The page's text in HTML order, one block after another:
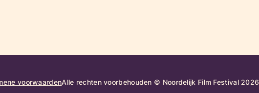
voorwaardenAlle rechten voorbehouden © Noordelijk Film Festival 2026